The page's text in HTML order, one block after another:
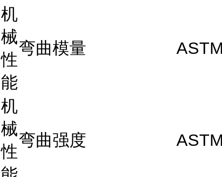
机
械
性
能
弯曲模量
机
械
性
弯曲强度